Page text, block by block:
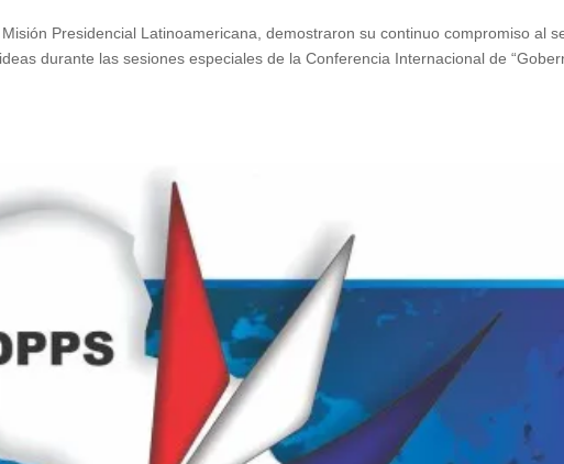
Presidencial Latinoamericana, demostraron su continuo compromiso al
durante las sesiones especiales de la Conferencia Internacional de